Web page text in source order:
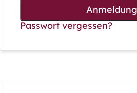
Anmeldung
Passwort vergessen?